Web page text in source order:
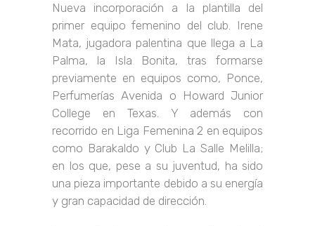
Nueva incorporación a la plantilla del
primer equipo femenino del club. Irene
Mata, jugadora palentina que llega a La
Palma, la Isla Bonita, tras formarse
previamente en equipos como, Ponce,
Perfumerías Avenida o Howard Junior
College en Texas. Y además con
recorrido en Liga Femenina 2 en equipos
como Barakaldo y Club La Salle Melilla;
en los que, pese a su juventud, ha sido
una pieza importante debido a su energía
y gran capacidad de dirección.